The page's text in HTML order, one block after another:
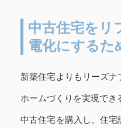
中古住宅をリ
電化にするた
新築住宅よりもリーズ
ホームづくりを実現でき
中古住宅を購入し、住宅